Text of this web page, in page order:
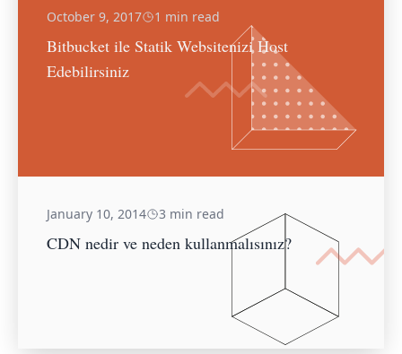
October 9, 2017 1 min read
Bitbucket ile Statik Websitenizi Host
Edebilirsiniz
January 10, 2014 3 min read
CDN nedir ve neden kullanmalısınız?